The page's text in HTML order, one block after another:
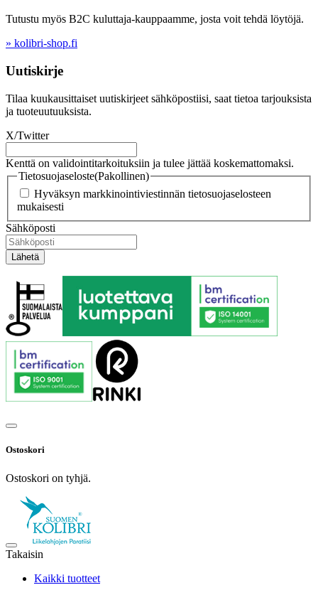
Tutustu myös B2C kuluttaja-kauppaamme, josta voit tehdä löytöjä.
» kolibri-shop.fi
Uutiskirje
Tilaa kuukausittaiset uutiskirjeet sähköpostiisi, saat tietoa tarjouksista
ja tuoteuutuuksista.
X/Twitter
Kenttä on validointitarkoituksiin ja tulee jättää koskemattomaksi.
Tietosuojaseloste(Pakollinen)
Hyväksyn markkinointiviestinnän tietosuojaselosteen
mukaisesti
Sähköposti
Ostoskori
Ostoskori on tyhjä.
Takaisin
Kaikki tuotteet